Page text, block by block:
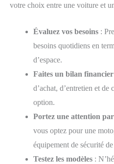
votre choix entre une voiture et
Évaluez vos besoins :
besoins quotidiens en
d’espace.
Faites un bilan financier
d’achat, d’entretien et
option.
Portez une attention
vous optez pour une
équipement de sécurité
Testez les modèles :